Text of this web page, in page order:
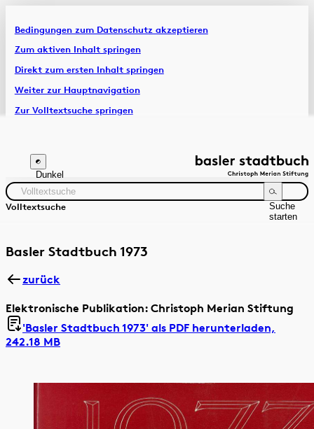
Bedingungen zum Datenschutz akzeptieren
Zum aktiven Inhalt springen
Direkt zum ersten Inhalt springen
Weiter zur Hauptnavigation
Zur Volltextsuche springen
Artikel & Dossiers
Chronik
Dunkel
Volltextsuche
Suche
starten
Zeitraum Autor:in
Basler Stadtbuch 1973
zurück
Elektronische Publikation: Christoph Merian Stiftung
'Basler Stadtbuch 1973' als PDF herunterladen,
242.18 MB